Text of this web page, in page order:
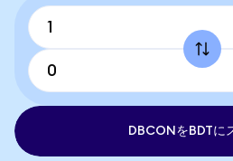
DBCONをBDTに